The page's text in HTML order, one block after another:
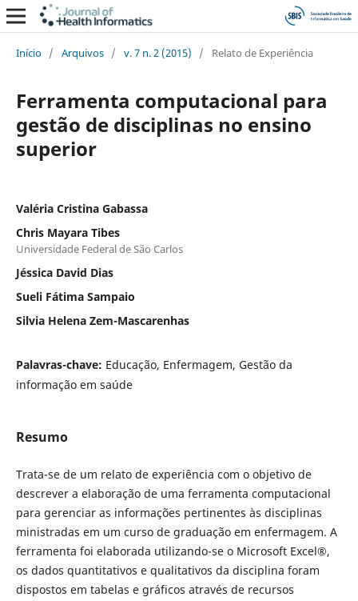
Início / Arquivos / v. 7 n. 2 (2015) / Relato de Experiência
Ferramenta computacional para
gestão de disciplinas no ensino
superior
Valéria Cristina Gabassa
Chris Mayara Tibes
Universidade Federal de São Carlos
Jéssica David Dias
Sueli Fátima Sampaio
Silvia Helena Zem-Mascarenhas
Palavras-chave: Educação, Enfermagem, Gestão da
informação em saúde
Resumo
Trata-se de um relato de experiência com o objetivo de
descrever a elaboração de uma ferramenta computacional
para gerenciar as informações pertinentes às disciplinas
ministradas em um curso de graduação em enfermagem. A
ferramenta foi elaborada utilizando-se o Microsoft Excel®,
os dados quantitativos e qualitativos da disciplina foram
dispostos em tabelas e gráficos através de recursos